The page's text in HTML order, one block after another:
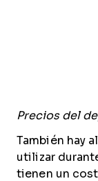
Precios del
También hay
utilizar
tienen un